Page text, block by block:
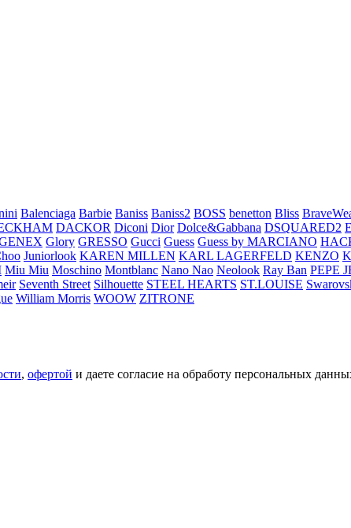
Balenciaga Barbie Baniss Baniss2 BOSS benetton Bliss
DACKOR Diconi Dior Dolce&Gabbana DSQUARED2
Glory GRESSO Gucci Guess Guess by MARCIANO
Juniorlook KAREN MILLEN KARL LAGERFELD KENZO
Miu Miu Moschino Montblanc Nano Nao Neolook Ray Ban PEPE
Seventh Street Silhouette STEEL HEARTS ST.LOUISE
William Morris WOOW ZITRONE
, офертой и даете согласие на обработу персональных